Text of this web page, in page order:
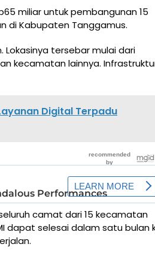
miliar untuk pembangunan 15
di Kabupaten Tanggamus.
Lokasinya tersebar mulai dari
kecamatan lainnya.
Digital Terpadu
camat dari 15 kecamatan
dapat selesai dalam satu bulan